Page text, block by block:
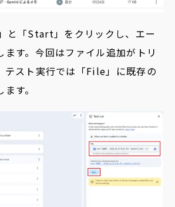
と「Start」をクリックし、エー
ます。今回はファイル追加がトリ
テスト実行では「File」に既存の
す。